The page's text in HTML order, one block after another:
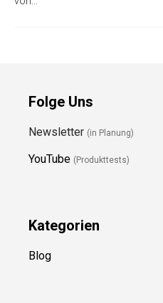
Folge Uns
Newsletter (in Planung)
YouTube (Produkttests)
Kategorien
Blog